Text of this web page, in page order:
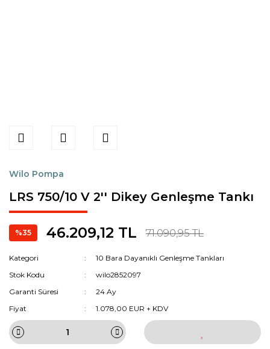
Wilo Pompa
LRS 750/10 V 2'' Dikey Genleşme Tankı
%35 46.209,12 TL 71.090,95 TL
Kategori
10 Bara Dayanıklı Genleşme Tankları
Stok Kodu
wilo2852097
Garanti Süresi
24 Ay
Fiyat
1.078,00 EUR + KDV